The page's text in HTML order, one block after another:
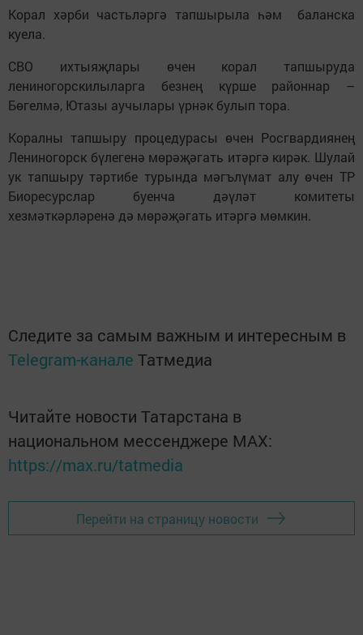
Корал хәрби частьләргә тапшырыла һәм баланска
куела.
СВО ихтыяҗлары өчен корал тапшыруда
лениногорскилыларга безнең күрше районнар –
Бөгелмә, Ютазы аучылары үрнәк булып тора.
Коралны тапшыру процедурасы өчен Росгвардиянең
Лениногорск бүлегенә мөрәҗәгать итәргә кирәк. Шулай
ук тапшыру тәртибе турында мәгълүмат алу өчен ТР
Биоресурслар буенча дәүләт комитеты
хезмәткәрләренә дә мөрәҗәгать итәргә мөмкин.
Следите за самым важным и интересным в
Telegram-канале Татмедиа
Читайте новости Татарстана в
национальном мессенджере MАХ:
https://max.ru/tatmedia
Перейти на страницу новости